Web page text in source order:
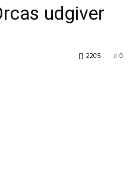
udgiver
0
2205